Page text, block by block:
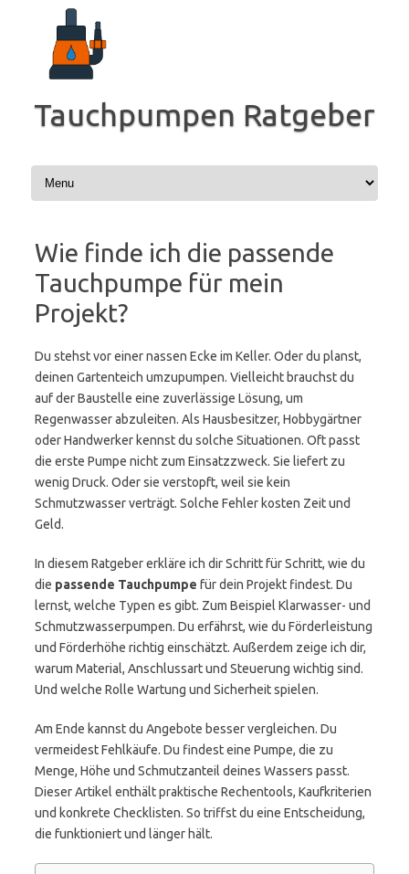
springen
Tauchpumpen Ratgeber
Wie finde ich die passende
Tauchpumpe für mein
Projekt?
Du stehst vor einer nassen Ecke im Keller. Oder du planst,
deinen Gartenteich umzupumpen. Vielleicht brauchst du
auf der Baustelle eine zuverlässige Lösung, um
Regenwasser abzuleiten. Als Hausbesitzer, Hobbygärtner
oder Handwerker kennst du solche Situationen. Oft passt
die erste Pumpe nicht zum Einsatzzweck. Sie liefert zu
wenig Druck. Oder sie verstopft, weil sie kein
Schmutzwasser verträgt. Solche Fehler kosten Zeit und
Geld.
In diesem Ratgeber erkläre ich dir Schritt für Schritt, wie du
die passende Tauchpumpe für dein Projekt findest. Du
lernst, welche Typen es gibt. Zum Beispiel Klarwasser- und
Schmutzwasserpumpen. Du erfährst, wie du Förderleistung
und Förderhöhe richtig einschätzt. Außerdem zeige ich dir,
warum Material, Anschlussart und Steuerung wichtig sind.
Und welche Rolle Wartung und Sicherheit spielen.
Am Ende kannst du Angebote besser vergleichen. Du
vermeidest Fehlkäufe. Du findest eine Pumpe, die zu
Menge, Höhe und Schmutzanteil deines Wassers passt.
Dieser Artikel enthält praktische Rechentools, Kaufkriterien
und konkrete Checklisten. So triffst du eine Entscheidung,
die funktioniert und länger hält.